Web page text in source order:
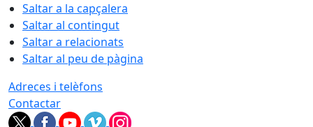
Saltar a la capçalera
Saltar al contingut
Saltar a relacionats
Saltar al peu de pàgina
Adreces i telèfons
Contactar